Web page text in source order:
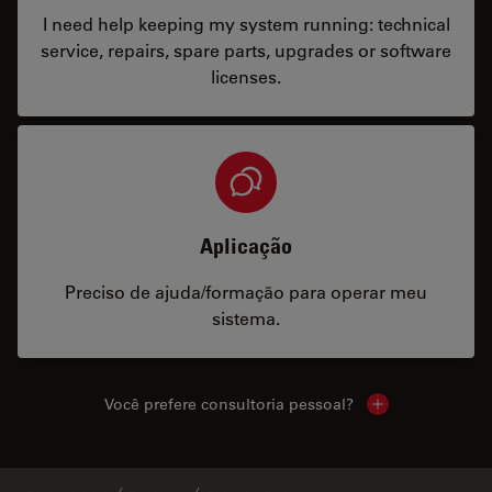
I need help keeping my system running: technical
service, repairs, spare parts, upgrades or software
licenses.
Aplicação
Preciso de ajuda/formação para operar meu
sistema.
Você prefere consultoria pessoal? Show local